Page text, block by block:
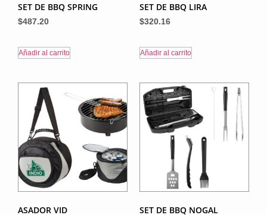
SET DE BBQ SPRING
$487.20
Añadir al carrito
SET DE BBQ LIRA
$320.16
Añadir al carrito
ASADOR VID SET DE BBQ NOGAL